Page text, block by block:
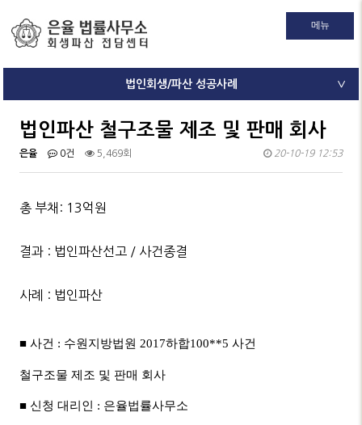
메뉴
법인회생/파산 성공사례 ∨
법인파산 철구조물 제조 및 판매 회사
은율 0건 5,469회 20-10-19 12:53
총 부채: 13억원
결과 : 법인파산선고 / 사건종결
사례 : 법인파산
■ 사건 : 수원지방법원 2017하합100**5 사건
철구조물 제조 및 판매 회사
■ 신청 대리인 : 은율법률사무소